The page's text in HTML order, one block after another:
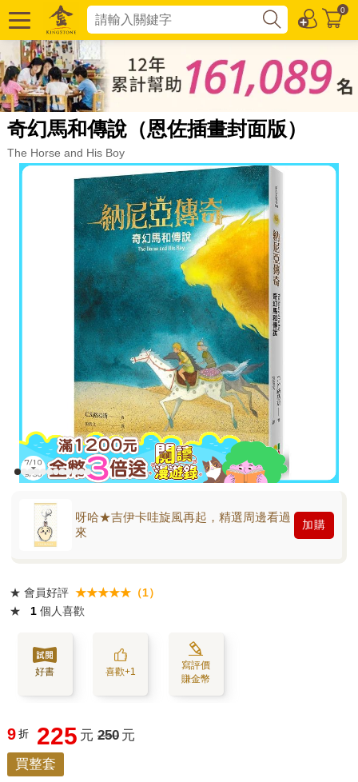
0
奇幻馬和傳說（恩佐插畫封面版）
The Horse and His Boy
呀哈★吉伊卡哇旋風再起，精選周邊看過
來
加購
★ 會員好評 ★★★★★（1）
★
1 個人喜歡
好書 喜歡+1
寫評價
賺金幣
9 折 225 元 250 元
買整套